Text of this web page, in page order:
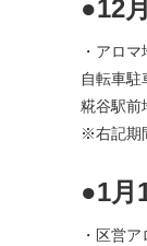
●12
・アロ
自転車駐
糀谷駅
※右記期
●1月
・区営